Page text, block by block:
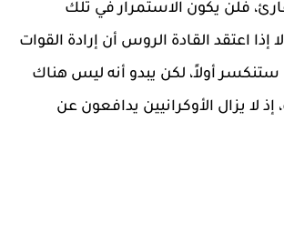
فلن يكون الاستمرار في تلك
إذا اعتقد القادة الروس أن إرادة القوات
ستنكسر أولاً، لكن يبدو أنه ليس هناك
لا يزال الأوكرانيين يدافعون عن